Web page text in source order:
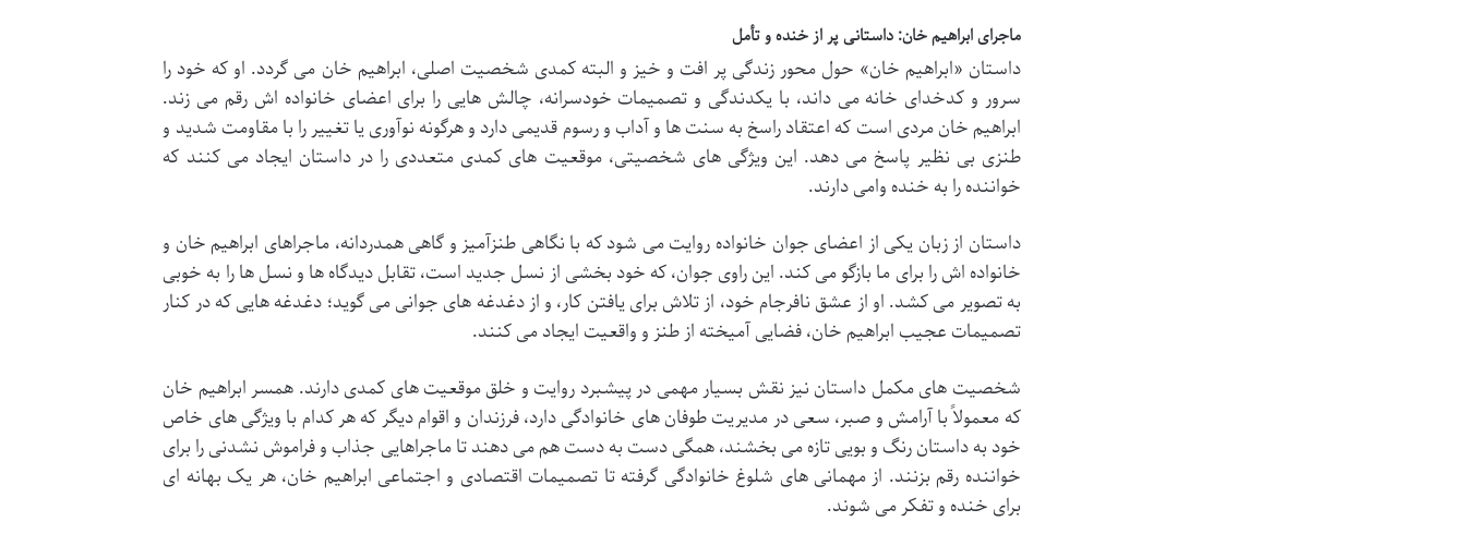
ماجرای ابراهیم خان: داستانی پر از خنده و تأمل
داستان «ابراهیم خان» حول محور زندگی پر افت و خیز و البته کمدی شخصیت اصلی، ابراهیم خان می گردد. او که خود را
سرور و کدخدای خانه می داند، با یکدندگی و تصمیمات خودسرانه، چالش هایی را برای اعضای خانواده اش رقم می زند.
ابراهیم خان مردی است که اعتقاد راسخ به سنت ها و آداب و رسوم قدیمی دارد و هرگونه نوآوری یا تغییر را با مقاومت شدید و
طنزی بی نظیر پاسخ می دهد. این ویژگی های شخصیتی، موقعیت های کمدی متعددی را در داستان ایجاد می کنند که
خواننده را به خنده وامی دارند.
داستان از زبان یکی از اعضای جوان خانواده روایت می شود که با نگاهی طنزآمیز و گاهی همدردانه، ماجراهای ابراهیم خان و
خانواده اش را برای ما بازگو می کند. این راوی جوان، که خود بخشی از نسل جدید است، تقابل دیدگاه ها و نسل ها را به خوبی
به تصویر می کشد. او از عشق نافرجام خود، از تلاش برای یافتن کار، و از دغدغه های جوانی می گوید؛ دغدغه هایی که در کنار
تصمیمات عجیب ابراهیم خان، فضایی آمیخته از طنز و واقعیت ایجاد می کنند.
شخصیت های مکمل داستان نیز نقش بسیار مهمی در پیشبرد روایت و خلق موقعیت های کمدی دارند. همسر ابراهیم خان
که معمولاً با آرامش و صبر، سعی در مدیریت طوفان های خانوادگی دارد، فرزندان و اقوام دیگر که هر کدام با ویژگی های خاص
خود به داستان رنگ و بویی تازه می بخشند، همگی دست به دست هم می دهند تا ماجراهایی جذاب و فراموش نشدنی را برای
خواننده رقم بزنند. از مهمانی های شلوغ خانوادگی گرفته تا تصمیمات اقتصادی و اجتماعی ابراهیم خان، هر یک بهانه ای
برای خنده و تفکر می شوند.